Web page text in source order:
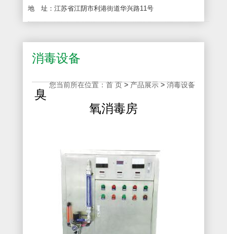
地 址：江苏省江阴市利港街道华兴路11号
消毒设备
您当前所在位置：首 页 > 产品展示 > 消毒设备
臭
氧消毒房